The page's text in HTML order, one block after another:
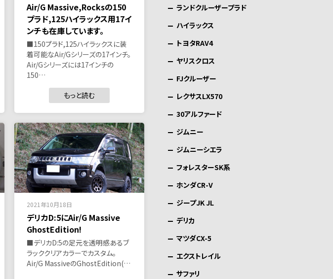
Air/G Massive,Rocksの150
プラド,125ハイラックス用17イ
ンチも在庫しています。
■150プラド,125ハイラックスに装
着可能なAir/Gシリーズの17インチ。
Air/Gシリーズには17インチの
150…
もっと読む
2021年10月18日
デリカD:5にAir/G Massive
GhostEdition!
■デリカD:5の足元を透明感あるブ
ラッククリアカラーでカスタム。
Air/G MassiveのGhostEdition(…
ランドクルーザープラド
ハイラックス
トヨタRAV4
ヤリスクロス
FJクルーザー
レクサスLX570
30アルファード
ジムニー
ジムニーシエラ
フォレスターSK系
ホンダCR-V
ジープJK JL
デリカ
マツダCX-5
エクストレイル
サファリ